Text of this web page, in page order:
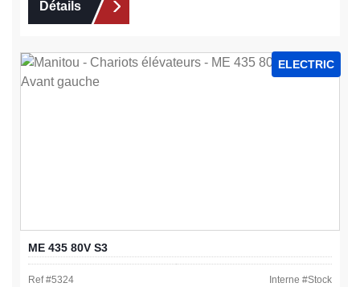
Détails
ELECTRIC
ME 435 80V S3
Ref #5324 Interne #Stock